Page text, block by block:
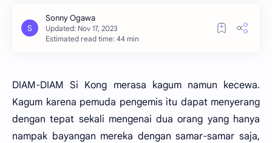
Estimated read time: 44 min
DIAM-DIAM Si Kong merasa kagum namun kecewa.
Kagum karena pemuda pengemis itu dapat menyerang
dengan tepat sekali mengenai dua orang yang hanya
nampak bayangan mereka dengan samar-samar saja,